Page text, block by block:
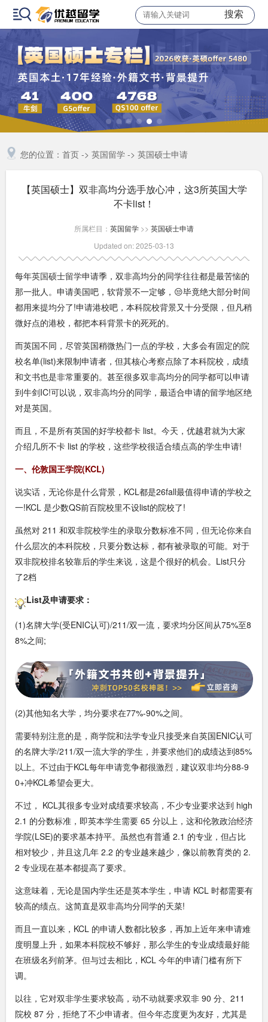
搜索
您的位置： 首页-> 英国留学-> 英国硕士申请
【英国硕士】双非高均分选手放心冲，这3所英国大学
不卡list！
所属栏目： 英国留学 >> 英国硕士申请
Updated on: 2025-03-13
每年英国硕士留学申请季，双非高均分的同学往往都是最苦恼的
那一批人。申请美国吧，软背景不一定够，😒毕竟绝大部分时间
都用来提均分了!申请港校吧，本科院校背景又十分受限，但凡稍
微好点的港校，都把本科背景卡的死死的。
而英国不同，尽管英国稍微热门一点的学校，大多会有固定的院
校名单(list)来限制申请者，但其核心考察点除了本科院校，成绩
和文书也是非常重要的。甚至很多双非高均分的同学都可以申请
到牛剑IC!可以说，双非高均分的同学，最适合申请的留学地区绝
对是英国。
而且，不是所有英国的好学校都卡 list。今天，优越君就为大家
介绍几所不卡 list 的学校，这些学校很适合绩点高的学生申请!
一、伦敦国王学院(KCL)
说实话，无论你是什么背景，KCL都是26fall最值得申请的学校之
一!KCL 是少数QS前百院校里不设list的院校了!
虽然对 211 和双非院校学生的录取分数标准不同，但无论你来自
什么层次的本科院校，只要分数达标，都有被录取的可能。对于
双非院校排名较靠后的学生来说，这是个很好的机会。List只分
了2档
List及申请要求：
(1)名牌大学(受ENIC认可)/211/双一流，要求均分区间从75%至8
8%之间;
(2)其他知名大学，均分要求在77%-90%之间。
需要特别注意的是，商学院和法学专业只接受来自英国ENIC认可
的名牌大学/211/双一流大学的学生，并要求他们的成绩达到85%
以上。不过由于KCL每年申请竞争都很激烈，建议双非均分88-9
0+冲KCL希望会更大。
不过， KCL其很多专业对成绩要求较高，不少专业要求达到 high
2.1 的分数标准，即英本学生需要 65 分以上，这和伦敦政治经济
学院(LSE)的要求基本持平。虽然也有普通 2.1 的专业，但占比
相对较少，并且这几年 2.2 的专业越来越少，像以前教育类的 2.
2 专业现在基本都提高了要求。
这意味着，无论是国内学生还是英本学生，申请 KCL 时都需要有
较高的绩点。这简直是双非高均分同学的天菜!
而且一直以来，KCL 的申请人数都比较多，再加上近年来申请难
度明显上升，如果本科院校不够好，那么学生的专业成绩最好能
在班级名列前茅。但与过去相比，KCL 今年的申请门槛有所下
调。
以往，它对双非学生要求较高，动不动就要求双非 90 分、211
院校 87 分，拒绝了不少申请者。但今年态度更为友好，尤其是